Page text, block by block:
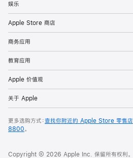
娱乐
Apple Store 商店
商务应用
教育应用
Apple 价值观
关于 Apple
更多选购方式：查找你附近的 Apple Store 零售店
8800。
Copyright © 2026 Apple Inc. 保留所有权利。